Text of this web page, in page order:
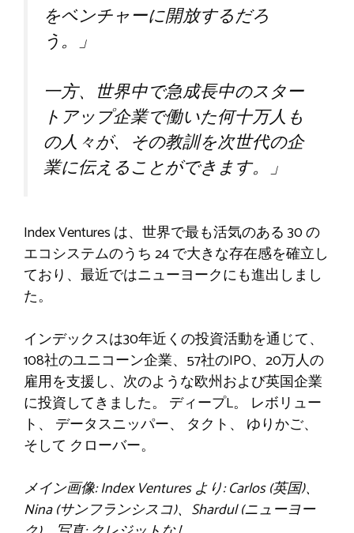
をベンチャーに開放するだろ
う。」
一方、世界中で急成長中のスター
トアップ企業で働いた何十万人も
の人々が、その教訓を次世代の企
業に伝えることができます。」
Index Ventures は、世界で最も活気のある 30 の
エコシステムのうち 24 で大きな存在感を確立し
ており、最近ではニューヨークにも進出しまし
た。
インデックスは30年近くの投資活動を通じて、
108社のユニコーン企業、57社のIPO、20万人の
雇用を支援し、次のような欧州および英国企業
に投資してきました。 ディープL。 レボリュー
ト 、 データスニッパー、 タクト 、 ゆりかご、
そして クローバー。
メイン画像: Index Ventures より: Carlos (英国)、
Nina (サンフランシスコ)、Shardul (ニューヨー